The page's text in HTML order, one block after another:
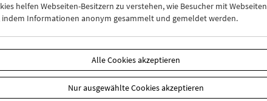
helfen Webseiten-Besitzern zu verstehen, wie Besucher mit Webseiten
indem Informationen anonym gesammelt und gemeldet werden.
Alle Cookies akzeptieren
Nur ausgewählte Cookies akzeptieren